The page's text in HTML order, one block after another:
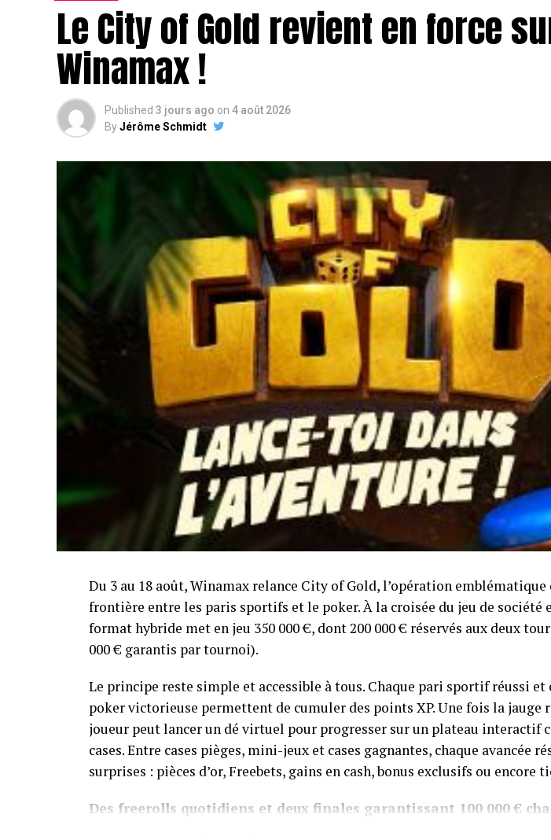
Le City of Gold revient en force
Winamax !
Published 3 jours ago on 4 août 2026
ByJérôme Schmidt
Du 3 au 18 août, Winamax relance City of Gold, l’opération
frontière entre les paris sportifs et le poker. À la croisée du jeu de société
format hybride met en jeu 350 000 €, dont 200 000 € réservés aux deux
000 € garantis par tournoi).
Le principe reste simple et accessible à tous. Chaque pari sportif réussi et
poker victorieuse permettent de cumuler des points XP. Une fois la jauge
joueur peut lancer un dé virtuel pour progresser sur un plateau interactif
cases. Entre cases pièges, mini-jeux et cases gagnantes, chaque avancée
surprises : pièces d’or, Freebets, gains en cash, bonus exclusifs ou encore
Des freerolls quotidiens et deux finales garantissant 100 000 €